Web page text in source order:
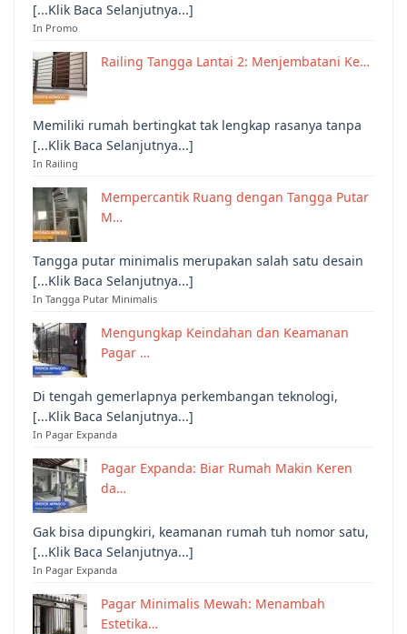
[...Klik Baca Selanjutnya...]
In Promo
Railing Tangga Lantai 2: Menjembatani Ke…
Memiliki rumah bertingkat tak lengkap rasanya tanpa
[...Klik Baca Selanjutnya...]
In Railing
Mempercantik Ruang dengan Tangga Putar
M…
Tangga putar minimalis merupakan salah satu desain
[...Klik Baca Selanjutnya...]
In Tangga Putar Minimalis
Mengungkap Keindahan dan Keamanan
Pagar …
Di tengah gemerlapnya perkembangan teknologi,
[...Klik Baca Selanjutnya...]
In Pagar Expanda
Pagar Expanda: Biar Rumah Makin Keren
da…
Gak bisa dipungkiri, keamanan rumah tuh nomor satu,
[...Klik Baca Selanjutnya...]
In Pagar Expanda
Pagar Minimalis Mewah: Menambah
Estetika…